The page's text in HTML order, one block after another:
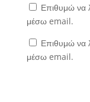
Επιθυμώ να
μέσω email.
Επιθυμώ να
μέσω email.